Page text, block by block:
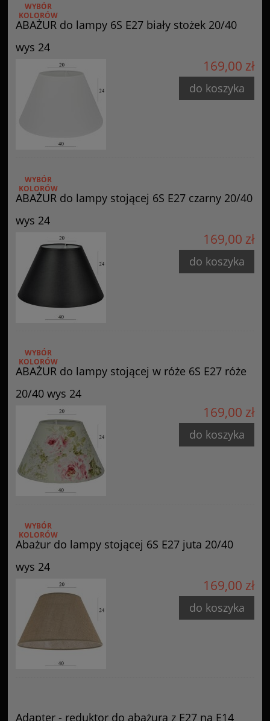
ABAŻUR do lampy 6S E27 biały stożek 20/40
wys 24
WYBÓR
KOLORÓW
169,00 zł
do koszyka
ABAŻUR do lampy stojącej 6S E27 czarny 20/40
wys 24
WYBÓR
KOLORÓW
169,00 zł
do koszyka
ABAŻUR do lampy stojącej w róże 6S E27 róże
20/40 wys 24
WYBÓR
KOLORÓW
169,00 zł
do koszyka
Abażur do lampy stojącej 6S E27 juta 20/40
wys 24
WYBÓR
KOLORÓW
169,00 zł
do koszyka
Adapter - reduktor do abażura z E27 na E14